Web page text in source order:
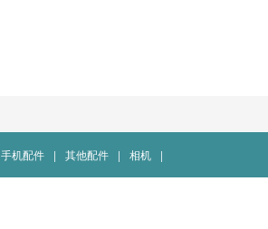
手机配件 | 其他配件 | 相机 |